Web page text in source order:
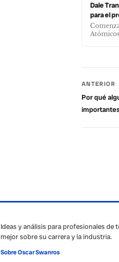
Dale
para el
ANTERIOR
Por qué
Ideas y análisis para profesionales de
mejor sobre su carrera y la industria.
Sobre Oscar Swanros